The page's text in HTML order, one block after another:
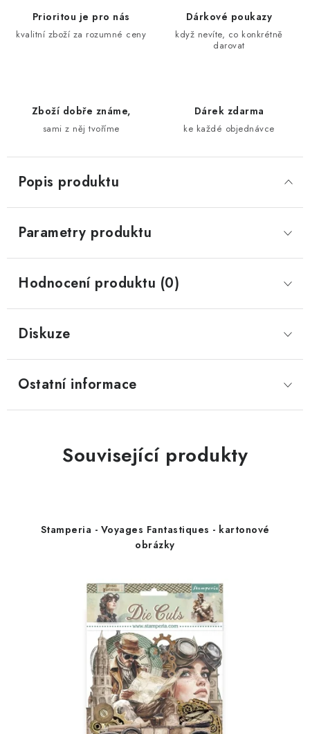
Prioritou je pro nás
kvalitní zboží za rozumné ceny
Dárkové poukazy
když nevíte, co konkrétně
darovat
Zboží dobře známe,
sami z něj tvoříme
Dárek zdarma
ke každé objednávce
Popis produktu
Parametry produktu
Hodnocení produktu (0)
Diskuze
Ostatní informace
Související produkty
Stamperia - Voyages Fantastiques - kartonové
obrázky